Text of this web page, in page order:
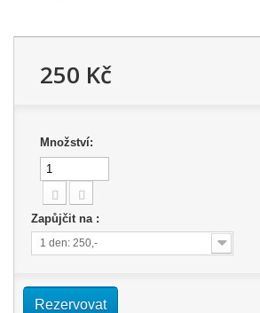
250 Kč
Množství:
Zapůjčit na :
1 den: 250,-
Rezervovat